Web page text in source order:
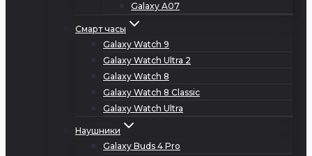
Galaxy A07
Смарт часы
Galaxy Watch 9
Galaxy Watch Ultra 2
Galaxy Watch 8
Galaxy Watch 8 Classic
Galaxy Watch Ultra
Наушники
Galaxy Buds 4 Pro